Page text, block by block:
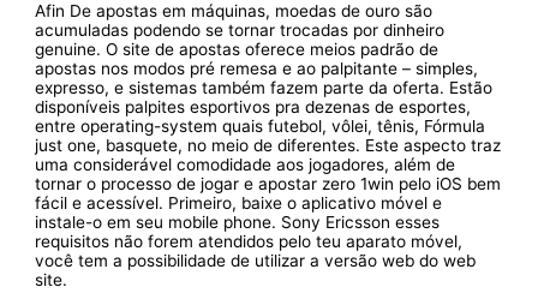
Afin De apostas em máquinas, moedas de ouro são
acumuladas podendo se tornar trocadas por dinheiro
genuine. O site de apostas oferece meios padrão de
apostas nos modos pré remesa e ao palpitante – simples,
expresso, e sistemas também fazem parte da oferta. Estão
disponíveis palpites esportivos pra dezenas de esportes,
entre operating-system quais futebol, vôlei, tênis, Fórmula
just one, basquete, no meio de diferentes. Este aspecto traz
uma considerável comodidade aos jogadores, além de
tornar o processo de jogar e apostar zero 1win pelo iOS bem
fácil e acessível. Primeiro, baixe o aplicativo móvel e
instale-o em seu mobile phone. Sony Ericsson esses
requisitos não forem atendidos pelo teu aparato móvel,
você tem a possibilidade de utilizar a versão web do web
site.